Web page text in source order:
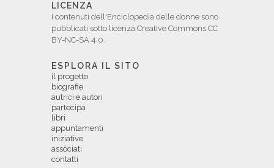
LICENZA
I contenuti dell'Enciclopedia delle donne sono
pubblicati sotto licenza Creative Commons CC
BY-NC-SA 4.0.
ESPLORA IL SITO
il progetto
biografie
autrici e autori
partecipa
libri
appuntamenti
iniziative
assòciati
contatti